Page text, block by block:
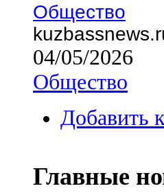
Общество
04/05/2026
Общество
Добавить
Главные